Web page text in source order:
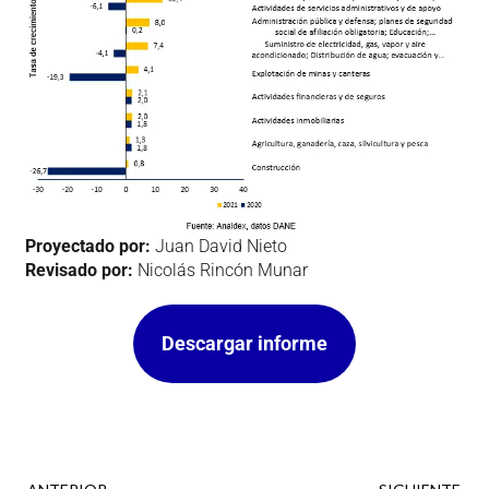
Proyectado por: Juan David Nieto
Revisado por: Nicolás Rincón Munar
Descargar informe